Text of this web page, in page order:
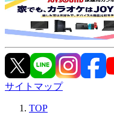
サイトマップ
TOP